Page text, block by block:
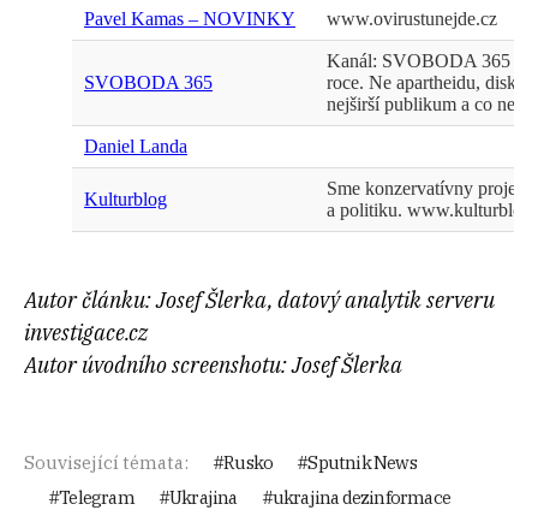
Autor článku: Josef Šlerka, datový analytik serveru
investigace.cz
Autor úvodního screenshotu: Josef Šlerka
Související témata: Rusko
Sputnik News
Telegram
Ukrajina ukrajina dezinformace